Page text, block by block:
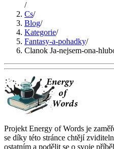
/
Cs/
Blog/
Kategorie/
Fantasy-a-pohadky/
Clanok Ja-nejsem-ona-
Projekt Energy of Words je
se díky této stránce chtějí
ostatním a podělit se o svoje